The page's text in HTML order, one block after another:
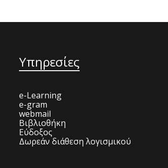
Υπηρεσίες
e-Learning
e-gram
webmail
Βιβλιοθήκη
Εύδοξος
Δωρεάν διάθεση λογισμικού